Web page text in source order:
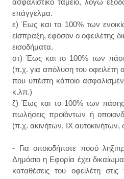
ασφαλιστικό ταμείο, λόγω
επάγγελμα.
ε) Έως και το 100% των
είσπραξη, εφόσον ο οφειλέτης
εισοδήματα.
στ) Έως και το 100% των
(π.χ. για απόλυση του οφειλέτη
που υπέστη κάποιο
κ.λπ.)
ζ) Έως και το 100% των
πωλήσεις προϊόντων ή
(π.χ. ακινήτων, ΙΧ
- Για οποιοδήποτε ποσό
Δημόσιο η Εφορία έχει
καταθέσεις του οφειλέτη